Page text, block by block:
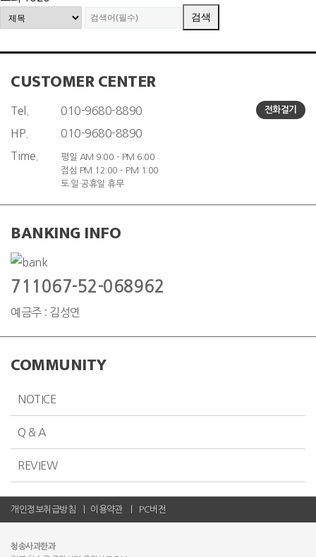
CUSTOMER CENTER
Tel. 010-9680-8890 전화걸기
HP.
010-9680-8890
Time.
평일 AM 9:00 - PM 6:00
점심 PM 12:00 - PM 1:00
토·일·공휴일 휴무
BANKING INFO
711067-52-068962
예금주 : 김성연
COMMUNITY
NOTICE
Q & A
REVIEW
개인정보취급방침 이용약관 PC버전
청송사과한과